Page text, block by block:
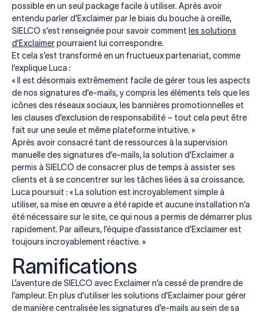
possible en un seul package facile à utiliser. Après avoir
entendu parler d’Exclaimer par le biais du bouche à oreille,
SIELCO s’est renseignée pour savoir comment les solutions
d’Exclaimerpourraient lui correspondre.
Et cela s’est transformé en un fructueux partenariat, comme
l’explique Luca :
« Il est désormais extrêmement facile de gérer tous les aspects
de nos signatures d’e-mails, y compris les éléments tels que les
icônes des réseaux sociaux, les bannières promotionnelles et
les clauses d’exclusion de responsabilité – tout cela peut être
fait sur une seule et même plateforme intuitive. »
Après avoir consacré tant de ressources à la supervision
manuelle des signatures d’e-mails, la solution d’Exclaimer a
permis à SIELCO de consacrer plus de temps à assister ses
clients et à se concentrer sur les tâches liées à sa croissance.
Luca poursuit : « La solution est incroyablement simple à
utiliser, sa mise en œuvre a été rapide et aucune installation n’a
été nécessaire sur le site, ce qui nous a permis de démarrer plus
rapidement. Par ailleurs, l’équipe d’assistance d’Exclaimer est
toujours incroyablement réactive. »
Ramifications
L’aventure de SIELCO avec Exclaimer n’a cessé de prendre de
l’ampleur. En plus d’utiliser les solutions d'Exclaimer pour gérer
de manière centralisée les signatures d’e-mails au sein de sa